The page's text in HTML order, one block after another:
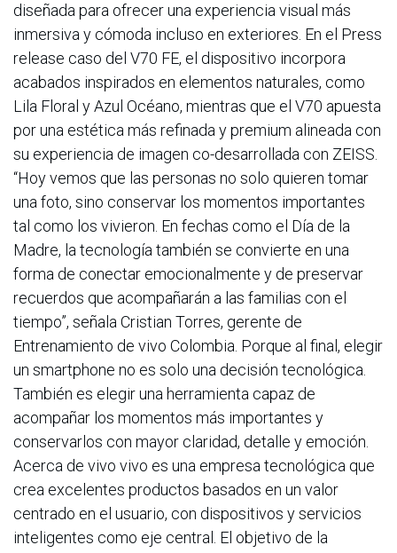
diseñada para ofrecer una experiencia visual más
inmersiva y cómoda incluso en exteriores. En el Press
release caso del V70 FE, el dispositivo incorpora
acabados inspirados en elementos naturales, como
Lila Floral y Azul Océano, mientras que el V70 apuesta
por una estética más refinada y premium alineada con
su experiencia de imagen co-desarrollada con ZEISS.
“Hoy vemos que las personas no solo quieren tomar
una foto, sino conservar los momentos importantes
tal como los vivieron. En fechas como el Día de la
Madre, la tecnología también se convierte en una
forma de conectar emocionalmente y de preservar
recuerdos que acompañarán a las familias con el
tiempo”, señala Cristian Torres, gerente de
Entrenamiento de vivo Colombia. Porque al final, elegir
un smartphone no es solo una decisión tecnológica.
También es elegir una herramienta capaz de
acompañar los momentos más importantes y
conservarlos con mayor claridad, detalle y emoción.
Acerca de vivo vivo es una empresa tecnológica que
crea excelentes productos basados en un valor
centrado en el usuario, con dispositivos y servicios
inteligentes como eje central. El objetivo de la